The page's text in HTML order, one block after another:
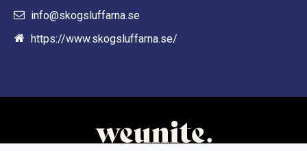
info@skogsluffarna.se
https://www.skogsluffarna.se/